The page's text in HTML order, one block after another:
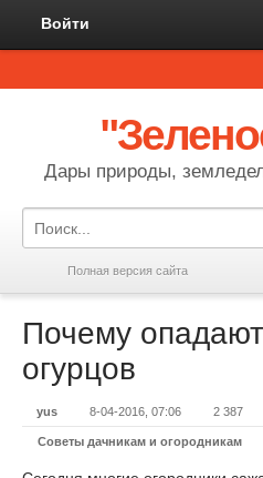
Войти
Дары природы,
Полная версия сайта
Почему
огурцов
yus 8-04-2016, 07:06 2 387
Советы дачникам и огородникам